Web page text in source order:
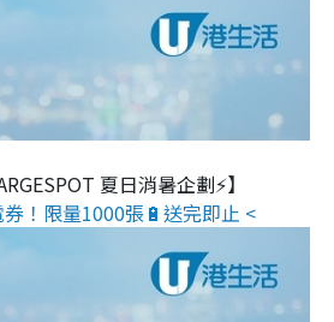
夏日消暑企劃⚡】
！限量1000張🔋送完即止 <